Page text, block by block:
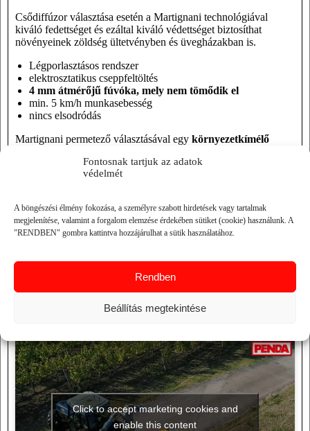
Fontosnak tartjuk az adatok
védelmét
A böngészési élmény fokozása, a személyre szabott hirdetések vagy tartalmak
megjelenítése, valamint a forgalom elemzése érdekében sütiket (cookie) használunk. A
"RENDBEN" gombra kattintva hozzájárulhat a sütik használatához.
Rendben
Beállítás megtekintése
Csődiffúzor választása esetén a Martignani technológiával
kiváló fedettséget és ezáltal kiváló védettséget biztosíthat
növényeinek zöldség ültetvényben és üvegházakban is.
Légporlasztásos rendszer
elektrosztatikus cseppfeltöltés
4 mm átmérőjű fúvóka, mely nem tömődik el
min. 5 km/h munkasebesség
nincs elsodródás
Martignani permetező választásával egy környezetkímélő
csökkentheti. Kínálatunkban akommunális
permetezőgépekis megtalálhatóak.
Értékesítő kollégáink bővebb tájékoztatást nyújtanak a
Martignani technológiákról, a választható alapgépekről és
A Martignani vállalat küldetése, hogy egy
teremtsen, a PENDA Csapat küldetése pedig az, hogy
Click to accept marketing cookies and
enable this content